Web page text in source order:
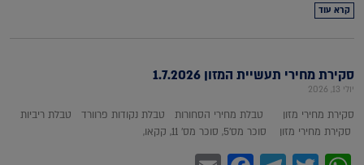
קרא עוד
סקירת מחירי תעשיית המזון 1.7.2026
יולי 13, 2026
סקירת מחירי מזון טבלת מחירי הסחורות טבלת נקודות פרוורד טבלת ריביות
סקירת מחירי מזון סוכר מס'5, סוכר מס' 11, קקאו,